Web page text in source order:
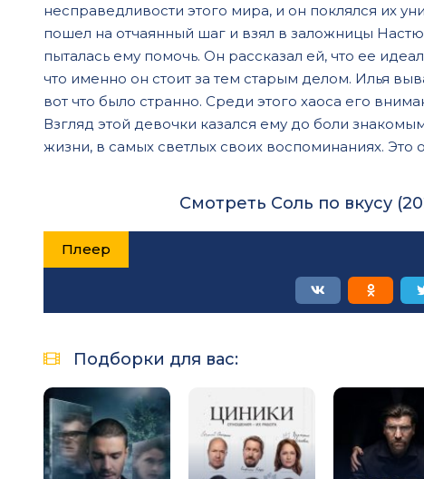
несправедливости этого мира, и он поклялся их
пошел на отчаянный шаг и взял в заложницы
пыталась ему помочь. Он рассказал ей, что ее
что именно он стоит за тем старым делом. Илья
вот что было странно. Среди этого хаоса его
Взгляд этой девочки казался ему до боли
жизни, в самых светлых своих воспоминаниях. Это
Смотреть Соль по вкусу
Плеер
Подборки для вас: